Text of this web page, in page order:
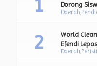
Daerah
Dorong
Lawan
Daerah
World
Efendi
Bagian dari